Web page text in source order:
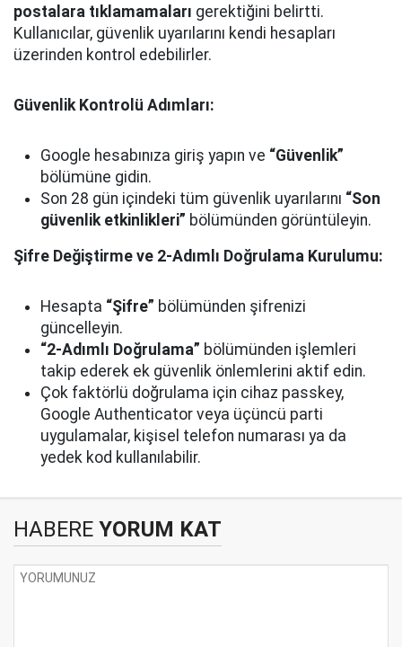
postalara tıklamamaları gerektiğini belirtti.
Kullanıcılar, güvenlik uyarılarını kendi hesapları
üzerinden kontrol edebilirler.
Güvenlik Kontrolü Adımları:
Google hesabınıza giriş yapın ve “Güvenlik”
bölümüne gidin.
Son 28 gün içindeki tüm güvenlik uyarılarını “Son
güvenlik etkinlikleri” bölümünden görüntüleyin.
Şifre Değiştirme ve 2-Adımlı Doğrulama Kurulumu:
Hesapta “Şifre” bölümünden şifrenizi
güncelleyin.
“2-Adımlı Doğrulama” bölümünden işlemleri
takip ederek ek güvenlik önlemlerini aktif edin.
Çok faktörlü doğrulama için cihaz passkey,
Google Authenticator veya üçüncü parti
uygulamalar, kişisel telefon numarası ya da
yedek kod kullanılabilir.
HABERE YORUM KAT